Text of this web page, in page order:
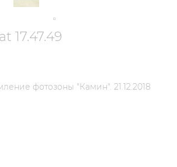
17.47.49
фотозоны "Камин". 21.12.2018